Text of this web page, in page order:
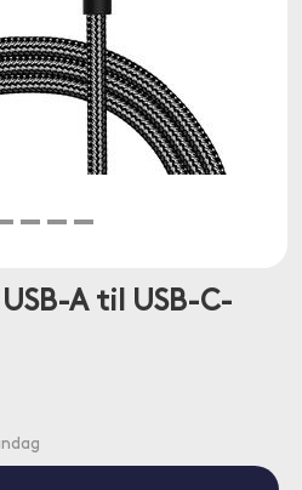
A til USB-C-